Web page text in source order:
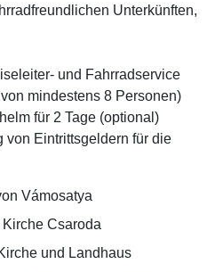
Unterkünften,
und Fahrradservice
mindestens 8 Personen)
für 2 Tage (optional)
von Eintrittsgeldern für die
Vámosatya
Csaroda
und Landhaus